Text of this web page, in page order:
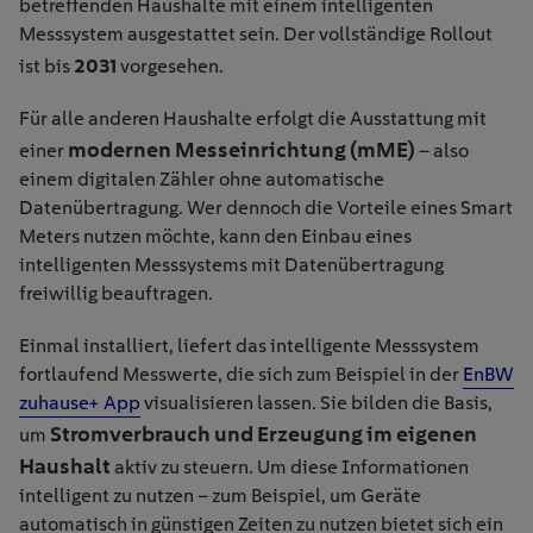
betreffenden Haushalte mit einem intelligenten
Messsystem ausgestattet sein. Der vollständige Rollout
ist bis 2031 vorgesehen.
Für alle anderen Haushalte erfolgt die Ausstattung mit
einer modernen Messeinrichtung (mME) – also
einem digitalen Zähler ohne automatische
Datenübertragung. Wer dennoch die Vorteile eines Smart
Meters nutzen möchte, kann den Einbau eines
intelligenten Messsystems mit Datenübertragung
freiwillig beauftragen.
Einmal installiert, liefert das intelligente Messsystem
fortlaufend Messwerte, die sich zum Beispiel in der EnBW
zuhause+ App visualisieren lassen. Sie bilden die Basis,
um Stromverbrauch und Erzeugung im eigenen
Haushalt aktiv zu steuern. Um diese Informationen
intelligent zu nutzen – zum Beispiel, um Geräte
automatisch in günstigen Zeiten zu nutzen bietet sich ein